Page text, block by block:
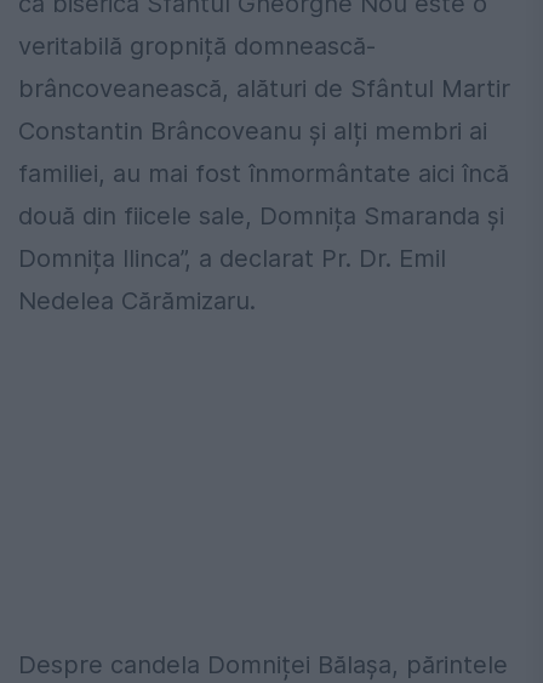
veritabilă gropniță domnească-
brâncoveanească, alături de Sfântul Martir
Constantin Brâncoveanu și alți membri ai
familiei, au mai fost înmormântate aici încă
două din fiicele sale, Domnița Smaranda și
Domnița Ilinca”, a declarat Pr. Dr. Emil
Nedelea Cărămizaru.
Despre candela Domniței Bălașa, părintele